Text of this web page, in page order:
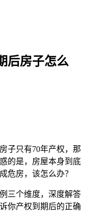
后房子怎么
子只有70年产权，那
的是，房屋本身到底
危房，该怎么办？
三个维度，深度解答
你产权到期后的正确